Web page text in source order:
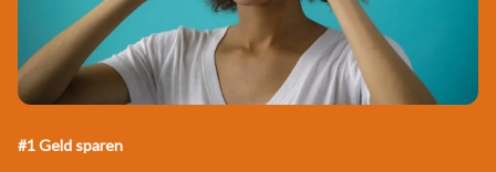
#1 Geld sparen